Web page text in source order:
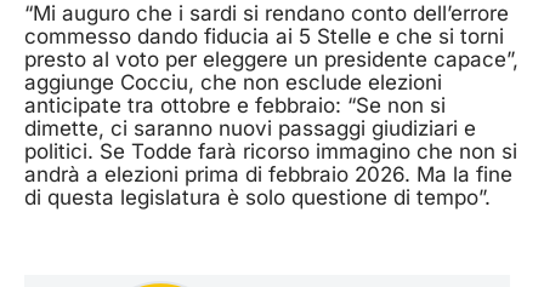
“Mi auguro che i sardi si rendano conto dell’errore
commesso dando fiducia ai 5 Stelle e che si torni
presto al voto per eleggere un presidente capace”,
aggiunge Cocciu, che non esclude elezioni
anticipate tra ottobre e febbraio: “Se non si
dimette, ci saranno nuovi passaggi giudiziari e
politici. Se Todde farà ricorso immagino che non si
andrà a elezioni prima di febbraio 2026. Ma la fine
di questa legislatura è solo questione di tempo”.